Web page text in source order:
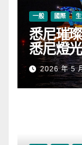
一般 國際
悉尼璀
悉尼燈
2026 年 5